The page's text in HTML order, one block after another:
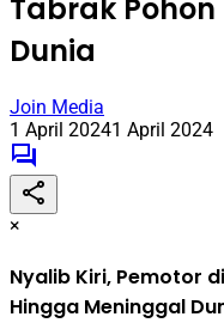
Tabrak
Dunia
Join Media
1 April 20241 April 2024
×
Nyalib Kiri, Pemotor
Hingga Meninggal